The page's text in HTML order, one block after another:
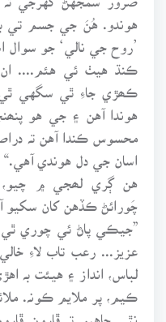
هوندو. هُنَ جي جسم تي
’روح جي نالي‘ جو سوال
ڪنڌ هيٺ ئي هئم.... ان
ڪھڙي جاءِ ٿي سگهي
هوندا آهن ۽ جي هو
محسوس ڪندا آهن تہ
اسان جي دل هوندي آهي.“
هن ڳري لھجي ۾ چيو،
چَورائڻ ڪڏهن کان سکيو
”جيڪي پاڻ ئي چوري ٿي
عزيز... رعب تاب لاءِ
لباس، انداز ۽ هيئت بہ
ڪيم، پر ملايم ڪونہ.
نٿي چاهيو تہ ڦارون